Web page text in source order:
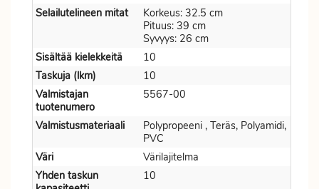
Selailutelineen mitat
Korkeus: 32.5 cm
Pituus: 39 cm
Syvyys: 26 cm
Sisältää kielekkeitä
10
Taskuja (lkm)
10
Valmistajan
tuotenumero
5567-00
Valmistusmateriaali
Polypropeeni , Teräs, Polyamidi,
PVC
Väri
Värilajitelma
Yhden taskun
10